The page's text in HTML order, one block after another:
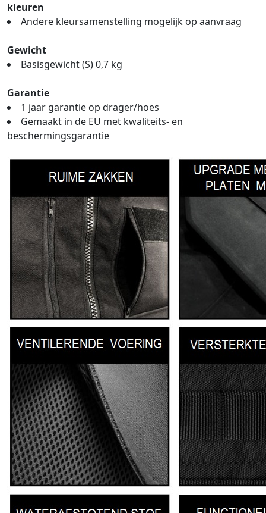
kleuren
Andere kleursamenstelling mogelijk op aanvraag
Gewicht
Basisgewicht (S) 0,7 kg
Garantie
1 jaar garantie op drager/hoes
Gemaakt in de EU met kwaliteits- en
beschermingsgarantie